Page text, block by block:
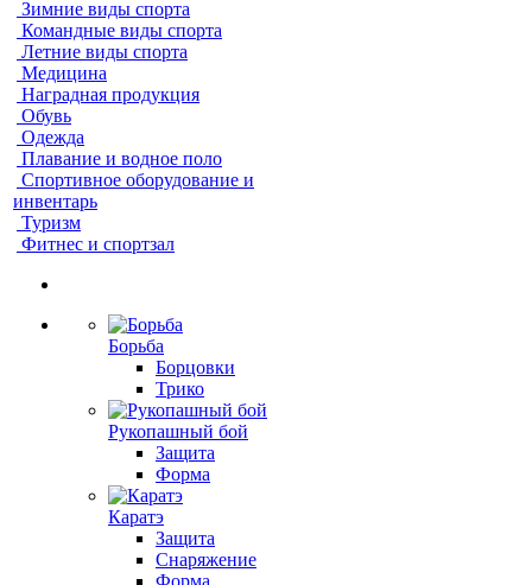
Зимние виды спорта
Командные виды спорта
Летние виды спорта
Медицина
Наградная продукция
Обувь
Одежда
Плавание и водное поло
Спортивное оборудование и
инвентарь
Туризм
Фитнес и спортзал
Борьба
Борцовки
Трико
Рукопашный бой
Защита
Форма
Каратэ
Защита
Снаряжение
Форма